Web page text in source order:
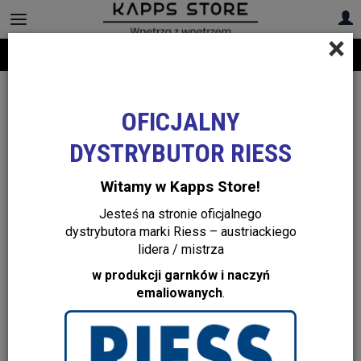
+48 22 299 19 84
×
OFICJALNY
DYSTRYBUTOR RIESS
Witamy w Kapps Store!
Jesteś na stronie oficjalnego
dystrybutora marki Riess – austriackiego
lidera / mistrza
w produkcji garnków i naczyń
emaliowanych.